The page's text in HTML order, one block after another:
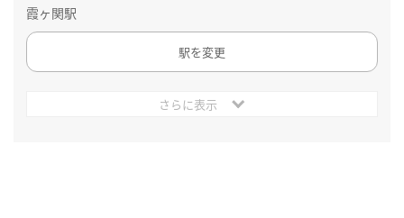
霞ヶ関駅
駅を変更
さらに表示